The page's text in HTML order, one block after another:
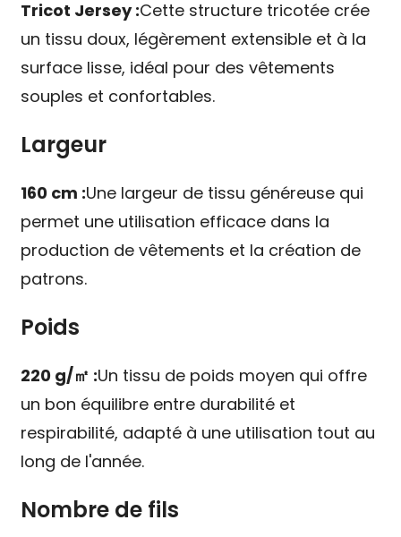
Tricot Jersey :Cette structure tricotée crée
un tissu doux, légèrement extensible et à la
surface lisse, idéal pour des vêtements
souples et confortables.
Largeur
160 cm :Une largeur de tissu généreuse qui
permet une utilisation efficace dans la
production de vêtements et la création de
patrons.
Poids
220 g/㎡ :Un tissu de poids moyen qui offre
un bon équilibre entre durabilité et
respirabilité, adapté à une utilisation tout au
long de l'année.
Nombre de fils